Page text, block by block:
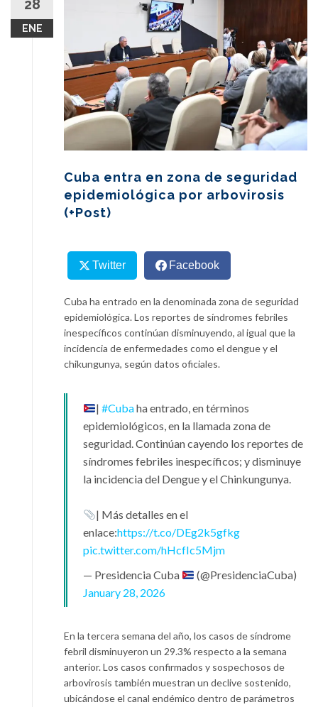
content
28
ENE
Cuba entra en zona de seguridad
epidemiológica por arbovirosis
(+Post)
Twitter Facebook
Cuba ha entrado en la denominada zona de seguridad
epidemiológica. Los reportes de síndromes febriles
inespecíficos continúan disminuyendo, al igual que la
incidencia de enfermedades como el dengue y el
chikungunya, según datos oficiales.
|#Cubaha entrado, en términos
epidemiológicos, en la llamada zona de
seguridad. Continúan cayendo los reportes de
síndromes febriles inespecíficos; y disminuye
la incidencia del Dengue y el Chinkungunya.
| Más detalles en el
enlace:https://t.co/DEg2k5gfkg
pic.twitter.com/hHcfIc5Mjm
— Presidencia Cuba
(@PresidenciaCuba)
January 28, 2026
En la tercera semana del año, los casos de síndrome
febril disminuyeron un 29.3% respecto a la semana
anterior. Los casos confirmados y sospechosos de
arbovirosis también muestran un declive sostenido,
ubicándose el canal endémico dentro de parámetros